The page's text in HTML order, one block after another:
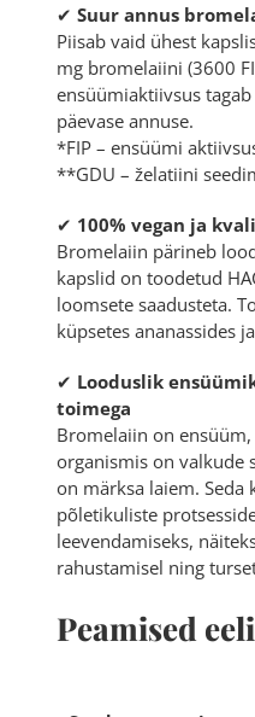
✔ Suur annus
Piisab vaid ühest
mg bromelaiini (3600
ensüümiaktiivsus
päevase annuse.
*FIP – ensüümi
**GDU – želatiini
✔ 100% vegan ja
Bromelaiin pärineb
kapslid on toodetud
loomsete saadusteta.
küpsetes ananassides
✔ Looduslik
toimega
Bromelaiin on
organismis on valkude
on märksa laiem. Seda
põletikuliste
leevendamiseks,
rahustamisel ning
Peamised